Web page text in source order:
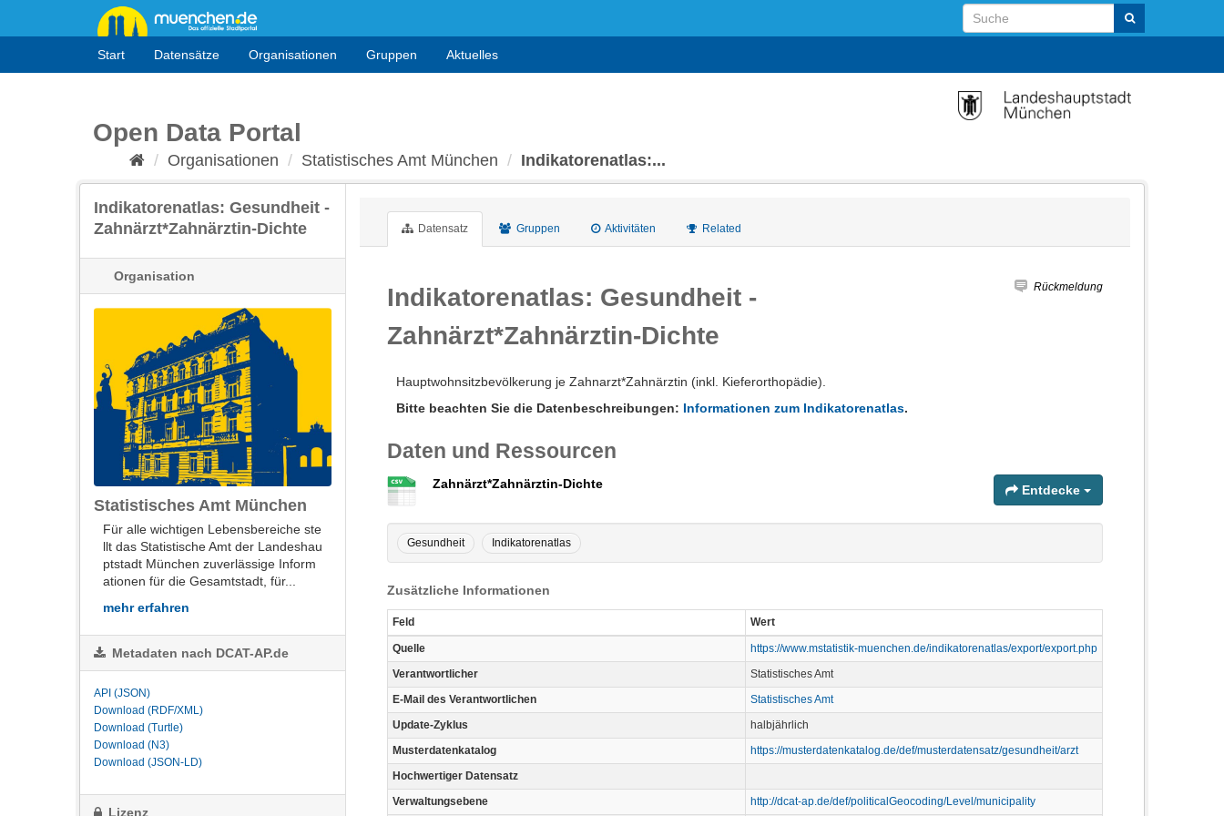
Start Datensätze Organisationen Gruppen Aktuelles
Open Data Portal
Organisationen Statistisches Amt München Indikatorenatlas:...
Indikatorenatlas: Gesundheit -
Zahnärzt*Zahnärztin-Dichte
Organisation
Statistisches Amt München
Für alle wich­ti­gen Le­bens­be­rei­che ste
llt das Sta­tis­ti­sche Amt der Lan­des­hau
ptstadt Mün­chen zu­ver­läs­si­ge In­for­m
a­tio­nen für die Ge­samt­stadt, für...
mehr erfahren
Metadaten nach DCAT-AP.de
API (JSON)
Download (RDF/XML)
Download (Turtle)
Download (N3)
Download (JSON-LD)
Lizenz
Datensatz Gruppen Aktivitäten Related
Rückmeldung
Indikatorenatlas: Gesundheit -
Zahnärzt*Zahnärztin-Dichte
Hauptwohnsitzbevölkerung je Zahnarzt*Zahnärztin (inkl. Kieferorthopädie).
Bitte beachten Sie die Datenbeschreibungen: Informationen zum Indikatorenatlas.
Daten und Ressourcen
Zahnärzt*Zahnärztin-Dichte Entdecke
Gesundheit Indikatorenatlas
Zusätzliche Informationen
Feld Wert
Quelle
https://www.mstatistik-muenchen.de/indikatorenatlas/export/export.php
Verantwortlicher
Statistisches Amt
E-Mail des Verantwortlichen
Statistisches Amt
Update-Zyklus
halbjährlich
Musterdatenkatalog
https://musterdatenkatalog.de/def/musterdatensatz/gesundheit/arzt
Hochwertiger Datensatz
Verwaltungsebene
http://dcat-ap.de/def/politicalGeocoding/Level/municipality